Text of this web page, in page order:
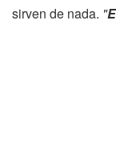
sirven de nada. "